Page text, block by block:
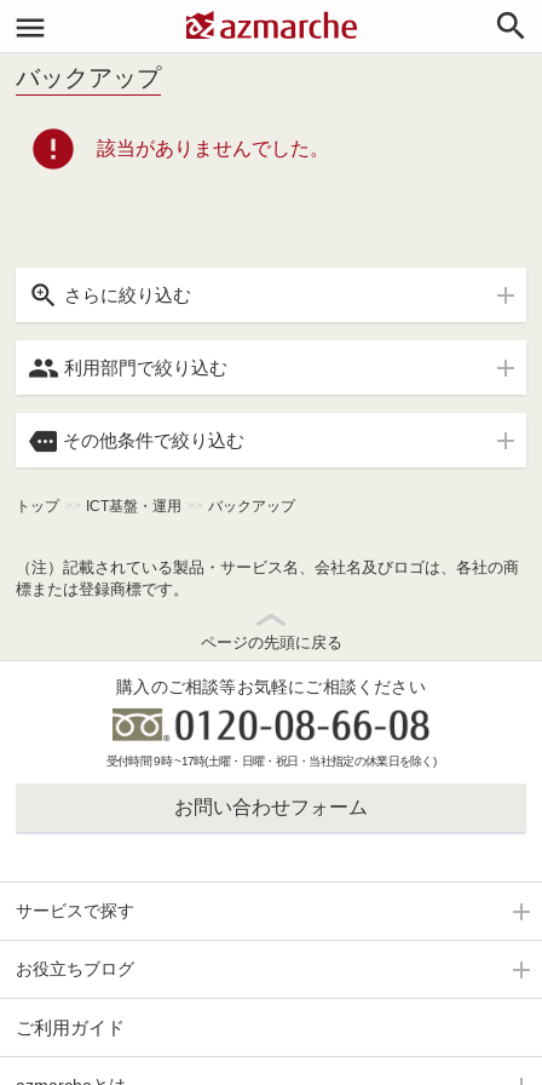


バックアップ
error 該当がありませんでした。
 さらに絞り込む
 利用部門で絞り込む
 その他条件で絞り込む
トップ >> ICT基盤・運用 >> バックアップ
（注）記載されている製品・サービス名、会社名及びロゴは、各社の商
標または登録商標です。
ページの先頭に戻る
購入のご相談等お気軽にご相談ください
受付時間 9時 ~17時(土曜・日曜・祝日・当社指定の休業日を除く)
お問い合わせフォーム
サービスで探す
お役立ちブログ
ご利用ガイド